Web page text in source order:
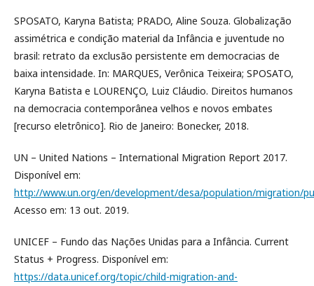
SPOSATO, Karyna Batista; PRADO, Aline Souza. Globalização
assimétrica e condição material da Infância e juventude no
brasil: retrato da exclusão persistente em democracias de
baixa intensidade. In: MARQUES, Verônica Teixeira; SPOSATO,
Karyna Batista e LOURENÇO, Luiz Cláudio. Direitos humanos
na democracia contemporânea velhos e novos embates
[recurso eletrônico]. Rio de Janeiro: Bonecker, 2018.
UN – United Nations – International Migration Report 2017.
Disponível em:
http://www.un.org/en/development/desa/population/migration/
Acesso em: 13 out. 2019.
UNICEF – Fundo das Nações Unidas para a Infância. Current
Status + Progress. Disponível em:
https://data.unicef.org/topic/child-migration-and-